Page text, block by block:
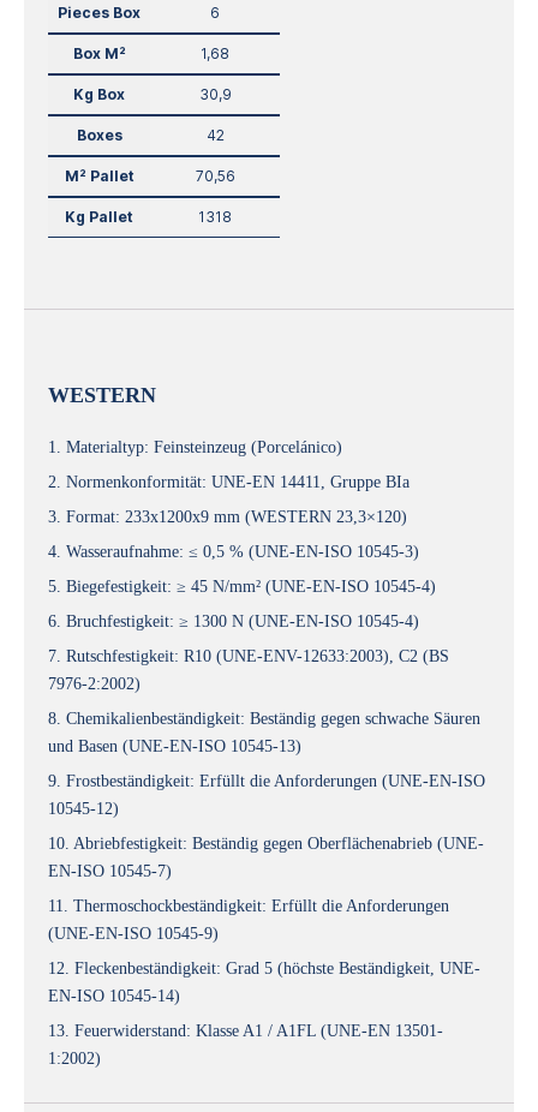
Pieces Box
Box M²
Kg Box
Boxes
M² Pallet
Kg Pallet
6
1,68
30,9
42
70,56
1318
WESTERN
1. Materialtyp: Feinsteinzeug (Porcelánico)
2. Normenkonformität: UNE-EN 14411, Gruppe BIa
3. Format: 233x1200x9 mm (WESTERN 23,3×120)
4. Wasseraufnahme: ≤ 0,5 % (UNE-EN-ISO 10545-3)
5. Biegefestigkeit: ≥ 45 N/mm² (UNE-EN-ISO 10545-4)
6. Bruchfestigkeit: ≥ 1300 N (UNE-EN-ISO 10545-4)
7. Rutschfestigkeit: R10 (UNE-ENV-12633:2003), C2 (BS
7976-2:2002)
8. Chemikalienbeständigkeit: Beständig gegen schwache Säuren
und Basen (UNE-EN-ISO 10545-13)
9. Frostbeständigkeit: Erfüllt die Anforderungen (UNE-EN-ISO
10545-12)
10. Abriebfestigkeit: Beständig gegen Oberflächenabrieb (UNE-
EN-ISO 10545-7)
11. Thermoschockbeständigkeit: Erfüllt die Anforderungen
(UNE-EN-ISO 10545-9)
12. Fleckenbeständigkeit: Grad 5 (höchste Beständigkeit, UNE-
EN-ISO 10545-14)
13. Feuerwiderstand: Klasse A1 / A1FL (UNE-EN 13501-
1:2002)